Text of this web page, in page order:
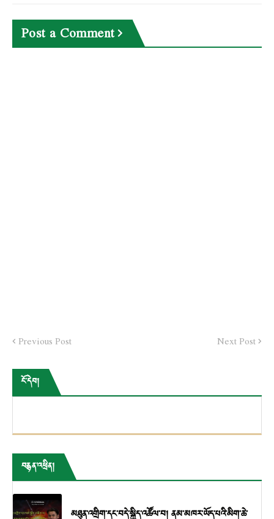
Post a Comment
Previous Post Next Post
ངོ་དེབ།
བརྙན་འཕྲིན།
མཐུན་འགྲིག་དང་བདེ་སྐྱིད་འཚོལ་བ། ནམ་མཁར་ཡོད་པའི་མིག་ཆེ་